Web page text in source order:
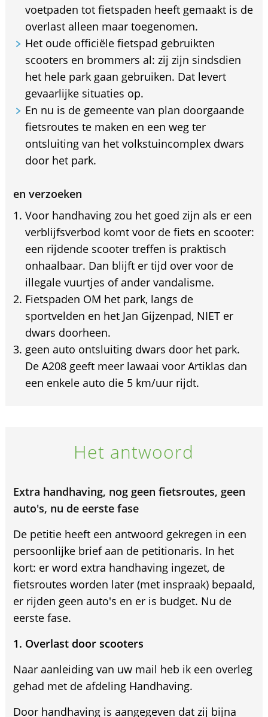
voetpaden tot fietspaden heeft gemaakt is de
overlast alleen maar toegenomen.
Het oude officiële fietspad gebruikten
scooters en brommers al: zij zijn sindsdien
het hele park gaan gebruiken. Dat levert
gevaarlijke situaties op.
En nu is de gemeente van plan doorgaande
fietsroutes te maken en een weg ter
ontsluiting van het volkstuincomplex dwars
door het park.
en verzoeken
Voor handhaving zou het goed zijn als er een
verblijfsverbod komt voor de fiets en scooter:
een rijdende scooter treffen is praktisch
onhaalbaar. Dan blijft er tijd over voor de
illegale vuurtjes of ander vandalisme.
Fietspaden OM het park, langs de
sportvelden en het Jan Gijzenpad, NIET er
dwars doorheen.
geen auto ontsluiting dwars door het park.
De A208 geeft meer lawaai voor Artiklas dan
een enkele auto die 5 km/uur rijdt.
Het antwoord
Extra handhaving, nog geen fietsroutes, geen
auto's, nu de eerste fase
De petitie heeft een antwoord gekregen in een
persoonlijke brief aan de petitionaris. In het
kort: er word extra handhaving ingezet, de
fietsroutes worden later (met inspraak) bepaald,
er rijden geen auto's en er is budget. Nu de
eerste fase.
1. Overlast door scooters
Naar aanleiding van uw mail heb ik een overleg
gehad met de afdeling Handhaving.
Door handhaving is aangegeven dat zij bijna